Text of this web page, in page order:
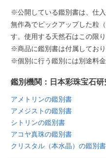
※公開している鑑別書は、仕
無作為でピックアップした粒
す。使用する天然石はこの限
※商品に鑑別書は付属してお
※個別に行う鑑別には別途料
鑑別機関：日本彩珠宝石研
アメトリンの鑑別書
アメジストの鑑別書
シトリンの鑑別書
アコヤ真珠の鑑別書
クリスタル（本水晶）の鑑別書